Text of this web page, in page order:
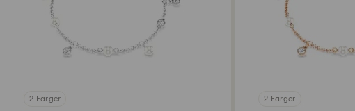
2 Färger 2 Färger